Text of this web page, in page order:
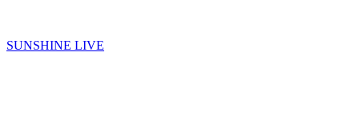
SUNSHINE LIVE